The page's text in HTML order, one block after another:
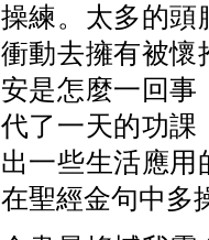
操練。太多的頭
衝動去擁有被懷
安是怎麼一回事
代了一天的功課
出一些生活應用
在聖經金句中多